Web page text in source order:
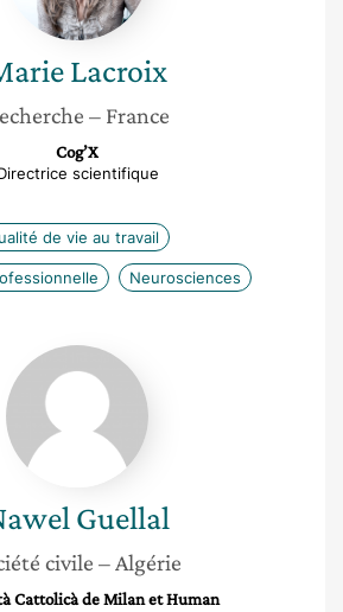
Lacroix
– France
Cog’X
scientifique
de vie au travail
Neurosciences
Nawel
Guellal
Guellal
civile – Algérie
Cattolicà de Milan et Human